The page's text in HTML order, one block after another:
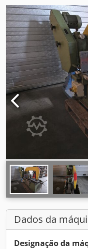
Dados da
Designação da